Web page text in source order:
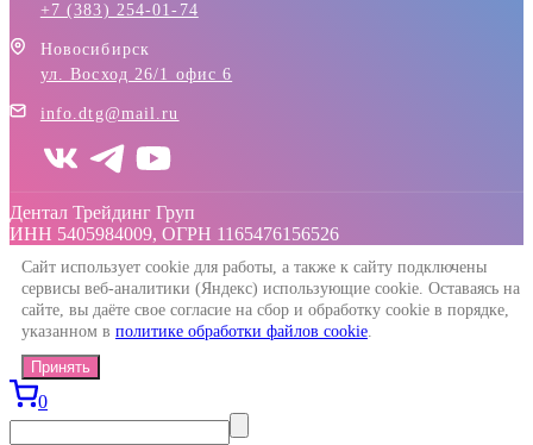
+7 (383) 254-01-74
Новосибирск
ул. Восход 26/1 офис 6
info.dtg@mail.ru
Дентал Трейдинг Груп
ИНН 5405984009, ОГРН 1165476156526
Сайт использует cookie для работы, а также к сайту подключены
сервисы веб-аналитики (Яндекс) использующие cookie. Оставаясь на
сайте, вы даёте свое согласие на сбор и обработку cookie в порядке,
указанном в политике обработки файлов cookie.
Принять
0